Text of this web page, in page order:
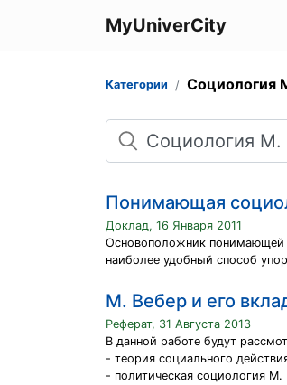
MyUniverCity
Категории Социология
Поиск
Понимающая
Доклад, 16 Января 2011
Основоположник понимающей
наиболее удобный способ
М. Вебер и его
Реферат, 31 Августа 2013
В данной работе будут
- теория социального
- политическая социология М.